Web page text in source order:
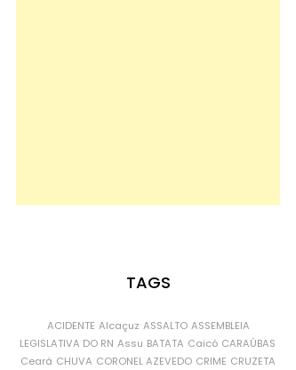
TAGS
ACIDENTE Alcaçuz ASSALTO ASSEMBLEIA
LEGISLATIVA DO RN Assu BATATA Caicó CARAÚBAS
Ceará CHUVA CORONEL AZEVEDO CRIME CRUZETA